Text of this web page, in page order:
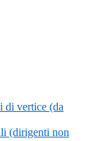
di vertice (da
(dirigenti non